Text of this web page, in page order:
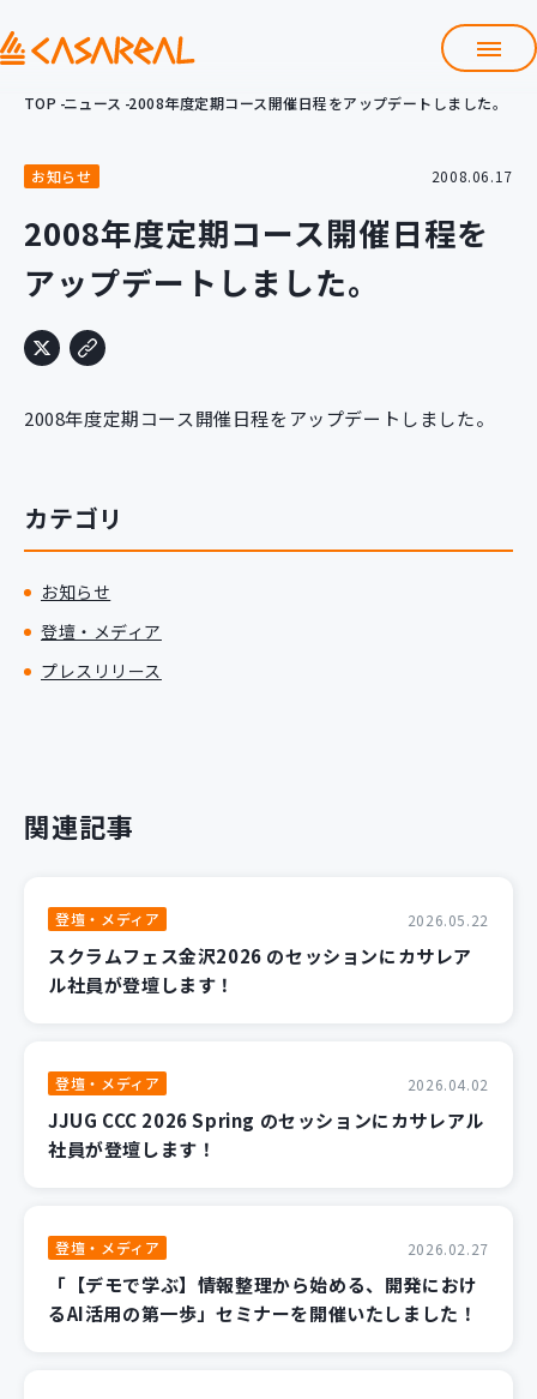
会社情報
サービス
プロダクト開発支援
クラウド導入支援 Git導入支援
システム構築支援
研修サービス
新規開発サービス
パッケージ開発
導入事例
TOP ニュース 2008年度定期コース開催日程をアップデートしました。
お知らせ 2008.06.17
2008年度定期コース開催日程を
アップデートしました。
2008年度定期コース開催日程をアップデートしました。
カテゴリ
お知らせ
登壇・メディア
プレスリリース
関連記事
登壇・メディア 2026.05.22
スクラムフェス金沢2026 のセッションにカサレア
ル社員が登壇します！
登壇・メディア 2026.04.02
JJUG CCC 2026 Spring のセッションにカサレアル
社員が登壇します！
登壇・メディア 2026.02.27
「【デモで学ぶ】情報整理から始める、開発におけ
るAI活用の第一歩」セミナーを開催いたしました！